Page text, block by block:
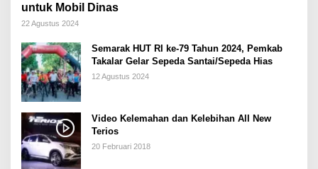
untuk Mobil Dinas
22 Agustus 2024
Semarak HUT RI ke-79 Tahun 2024, Pemkab
Takalar Gelar Sepeda Santai/Sepeda Hias
12 Agustus 2024
Video Kelemahan dan Kelebihan All New
Terios
20 Februari 2018